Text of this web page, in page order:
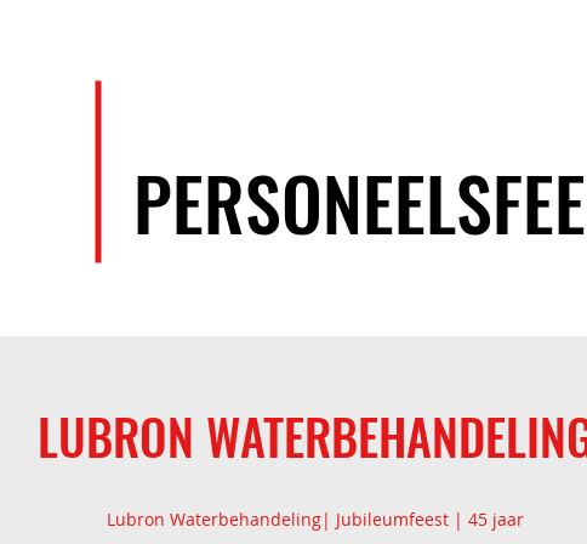
LUBRON
Lubron Waterbehandeling| Jubileumfeest | 45 jaar